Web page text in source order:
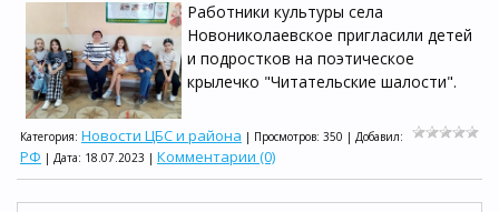
Работники культуры села
Новониколаевское пригласили детей
и подростков на поэтическое
крылечко "Читательские шалости".
Категория: Новости ЦБС и района | Просмотров: 350 | Добавил:
РФ | Дата: 18.07.2023 | Комментарии (0)